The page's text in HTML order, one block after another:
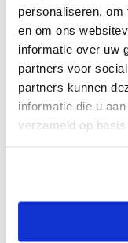
personaliseren,
en om ons
informatie over uw
partners voor
partners kunnen
informatie die u
verzameld op